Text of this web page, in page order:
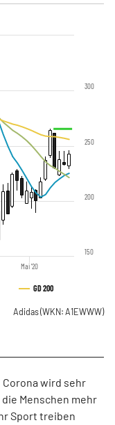
GD 200
Mai '20
150
200
250
300
Adidas(WKN: A1EWWW)
wird sehr
Menschen mehr
Sport treiben